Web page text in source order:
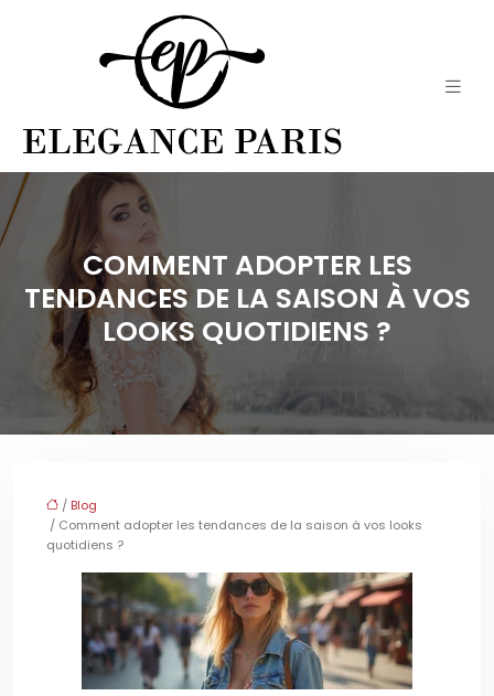
COMMENT ADOPTER LES
TENDANCES DE LA SAISON À VOS
LOOKS QUOTIDIENS ?
/ Blog
/ Comment adopter les tendances de la saison à vos looks
quotidiens ?